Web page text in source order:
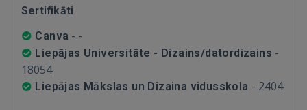
 Sign in with Apple
Vēl neesat reģistrējies?
Sertifikāti
Canva - -
Liepājas Universitāte - Dizains/datordizains -
18054
Liepājas Mākslas un Dizaina vidusskola - 2404